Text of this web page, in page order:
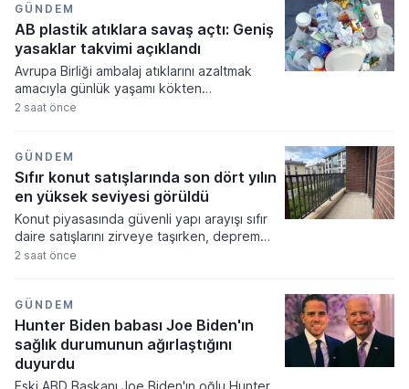
mevzuata aykırı eğitim kurumu açanlara
ağır cezalar verilmesi kararlaştırıldı.
GÜNDEM
AB plastik atıklara savaş açtı: Geniş
yasaklar takvimi açıklandı
Avrupa Birliği ambalaj atıklarını azaltmak
amacıyla günlük yaşamı kökten
değiştirecek geniş kapsamlı bir yasal
kilogramlık atık miktarını düşürmeyi
hedefleyen yeni kurallar, gıda
ambalajlarından havalimanı hizmetlerine
kadar pek çok alanda aşamalı yasaklar
getiriyor.
2 saat önce
GÜNDEM
Sıfır konut satışlarında son dört yılın
en yüksek seviyesi görüldü
Konut piyasasında güvenli yapı arayışı sıfır
daire satışlarını zirveye taşırken, deprem
korkusu ve yüksek işletme maliyetleri
binalara talep azalırken, gelişen
bölgelerdeki modern ve enerji verimli
konutlar hem yatırımcıların hem de oturum
amaçlı alıcıların öncelikli tercihi haline
geliyor.
2 saat önce
GÜNDEM
Hunter Biden babası Joe Biden'ın
sağlık durumunun ağırlaştığını
duyurdu
Eski ABD Başkanı Joe Biden'ın oğlu Hunter